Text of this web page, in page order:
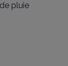
pluie